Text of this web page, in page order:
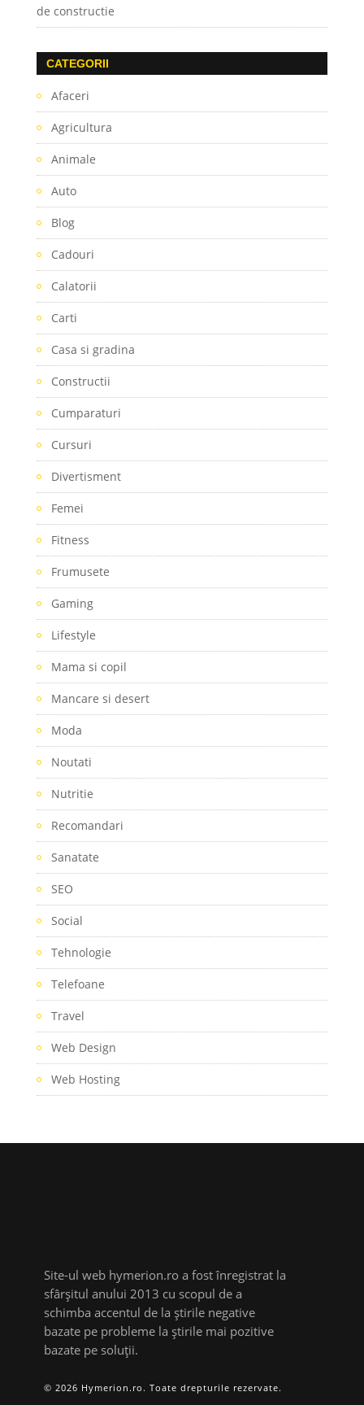
de constructie
CATEGORII
Afaceri
Agricultura
Animale
Auto
Blog
Cadouri
Calatorii
Carti
Casa si gradina
Constructii
Cumparaturi
Cursuri
Divertisment
Femei
Fitness
Frumusete
Gaming
Lifestyle
Mama si copil
Mancare si desert
Moda
Noutati
Nutritie
Recomandari
Sanatate
SEO
Social
Tehnologie
Telefoane
Travel
Web Design
Web Hosting
Site-ul web hymerion.ro a fost înregistrat la
sfârșitul anului 2013 cu scopul de a
schimba accentul de la știrile negative
bazate pe probleme la știrile mai pozitive
bazate pe soluții.
© 2026 Hymerion.ro. Toate drepturile rezervate.